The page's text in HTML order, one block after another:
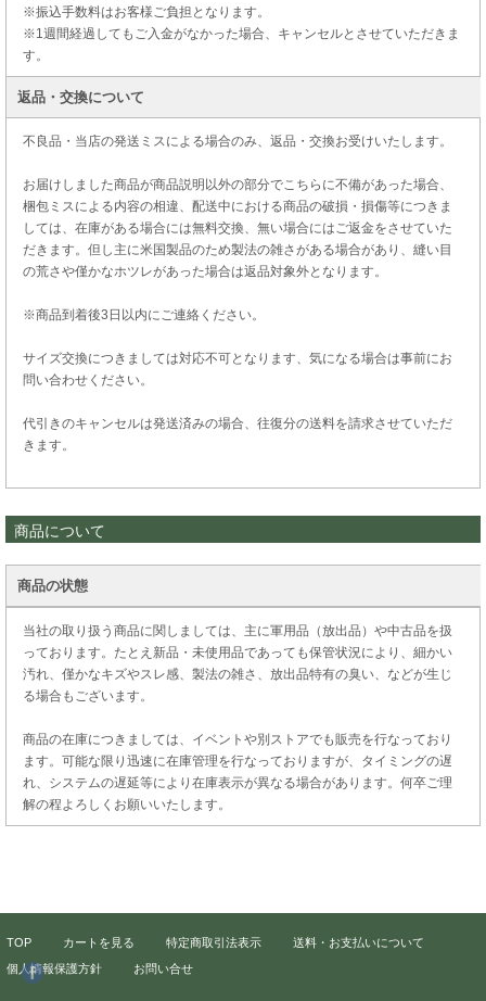
※振込手数料はお客様ご負担となります。
※1週間経過してもご入金がなかった場合、キャンセルとさせていただきま
す。
返品・交換について
不良品・当店の発送ミスによる場合のみ、返品・交換お受けいたします。
お届けしました商品が商品説明以外の部分でこちらに不備があった場合、
梱包ミスによる内容の相違、配送中における商品の破損・損傷等につきま
しては、在庫がある場合には無料交換、無い場合にはご返金をさせていた
だきます。但し主に米国製品のため製法の雑さがある場合があり、縫い目
の荒さや僅かなホツレがあった場合は返品対象外となります。
※商品到着後3日以内にご連絡ください。
サイズ交換につきましては対応不可となります、気になる場合は事前にお
問い合わせください。
代引きのキャンセルは発送済みの場合、往復分の送料を請求させていただ
きます。
商品について
商品の状態
当社の取り扱う商品に関しましては、主に軍用品（放出品）や中古品を扱
っております。たとえ新品・未使用品であっても保管状況により、細かい
汚れ、僅かなキズやスレ感、製法の雑さ、放出品特有の臭い、などが生じ
る場合もございます。
商品の在庫につきましては、イベントや別ストアでも販売を行なっており
ます。可能な限り迅速に在庫管理を行なっておりますが、タイミングの遅
れ、システムの遅延等により在庫表示が異なる場合があります。何卒ご理
解の程よろしくお願いいたします。
TOP カートを見る 特定商取引法表示
送料・お支払いについて
個人情報保護方針
お問い合せ